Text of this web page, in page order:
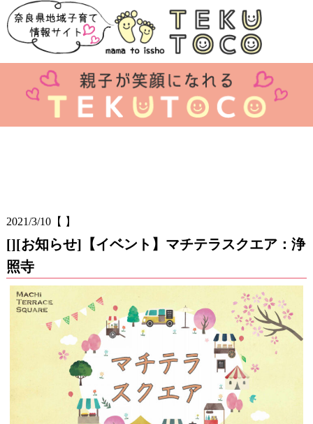
2021/3/10【 】
[][お知らせ]【イベント】マチテラスクエア：浄
照寺